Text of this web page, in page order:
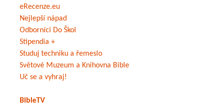
eRecenze.eu
Nejlepší nápad
Odborníci Do Škol
Stipendia +
Studuj techniku a řemeslo
Světové Muzeum a Knihovna Bible
Uč se a vyhraj!
BibleTV